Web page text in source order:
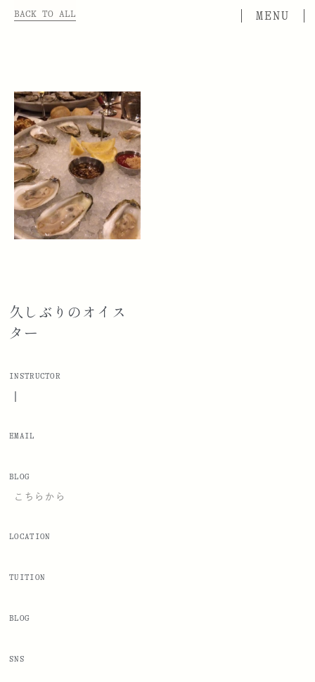
BACK TO ALL
久しぶりのオイス
ター
INSTRUCTOR
|
EMAIL
BLOG
こちらから
LOCATION
TUITION
BLOG
SNS